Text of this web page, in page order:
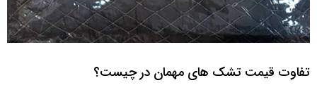
تفاوت قیمت تشک های مهمان در چیست؟